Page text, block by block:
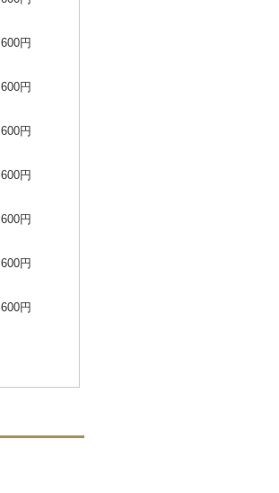
600円
600円
600円
600円
600円
600円
600円